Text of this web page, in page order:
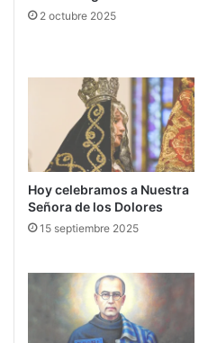
2 octubre 2025
Hoy celebramos a Nuestra
Señora de los Dolores
15 septiembre 2025